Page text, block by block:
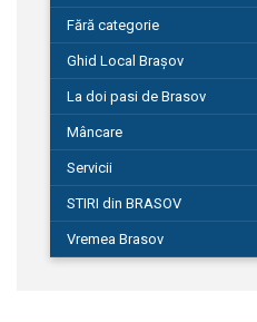
Fără categorie
Ghid Local Brașov
La doi pasi de Brasov
Mâncare
Servicii
STIRI din BRASOV
Vremea Brasov